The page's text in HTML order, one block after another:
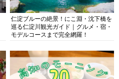
仁淀ブルーの絶景！にこ淵・沈下橋を
巡る仁淀川観光ガイド｜グルメ・宿・
モデルコースまで完全網羅！